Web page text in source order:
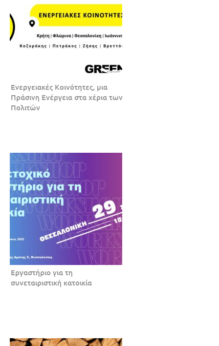
Ενεργειακές Κοινότητες, μια
Πράσινη Ενέργεια στα χέρια των
Πολιτών
Εργαστήριο για τη
συνεταιριστική κατοικία